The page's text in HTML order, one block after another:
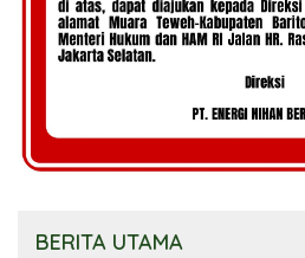
BERITA UTAMA